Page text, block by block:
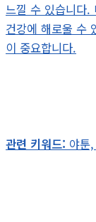
느낄 수 있습니다.
건강에 해로울 수
이 중요합니다.
관련 키워드: 야툰